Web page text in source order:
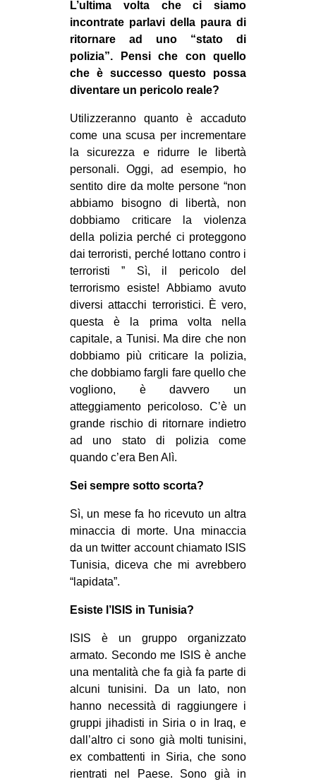
L’ultima volta che ci siamo
incontrate parlavi della paura di
ritornare ad uno “stato di
polizia”. Pensi che con quello
che è successo questo possa
diventare un pericolo reale?
Utilizzeranno quanto è accaduto
come una scusa per incrementare
la sicurezza e ridurre le libertà
personali. Oggi, ad esempio, ho
sentito dire da molte persone “non
abbiamo bisogno di libertà, non
dobbiamo criticare la violenza
della polizia perché ci proteggono
dai terroristi, perché lottano contro i
terroristi ” Sì, il pericolo del
terrorismo esiste! Abbiamo avuto
diversi attacchi terroristici. È vero,
questa è la prima volta nella
capitale, a Tunisi. Ma dire che non
dobbiamo più criticare la polizia,
che dobbiamo fargli fare quello che
vogliono, è davvero un
atteggiamento pericoloso. C’è un
grande rischio di ritornare indietro
ad uno stato di polizia come
quando c’era Ben Alì.
Sei sempre sotto scorta?
Sì, un mese fa ho ricevuto un altra
minaccia di morte. Una minaccia
da un twitter account chiamato ISIS
Tunisia, diceva che mi avrebbero
“lapidata”.
Esiste l’ISIS in Tunisia?
ISIS è un gruppo organizzato
armato. Secondo me ISIS è anche
una mentalità che fa già fa parte di
alcuni tunisini. Da un lato, non
hanno necessità di raggiungere i
gruppi jihadisti in Siria o in Iraq, e
dall’altro ci sono già molti tunisini,
ex combattenti in Siria, che sono
rientrati nel Paese. Sono già in